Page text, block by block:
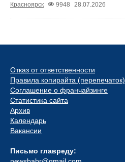
Красноярск
9948 28.07.2026
Отказ от ответственности
Правила копирайта (перепечаток)
Соглашение о франчайзинге
Статистика сайта
Архив
Календарь
Вакансии
Письмо главреду: